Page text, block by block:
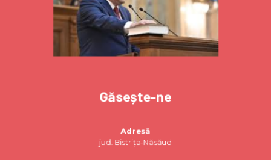
Găsește-ne
Adresă
jud. Bistrița-Năsăud